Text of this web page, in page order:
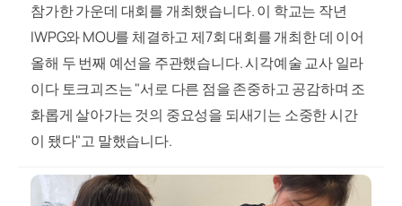
참가한 가운데 대회를 개최했습니다. 이 학교는 작년
IWPG와 MOU를 체결하고 제7회 대회를 개최한 데 이어
올해 두 번째 예선을 주관했습니다. 시각예술 교사 일라
이다 토크괴즈는 "서로 다른 점을 존중하고 공감하며 조
화롭게 살아가는 것의 중요성을 되새기는 소중한 시간
이 됐다"고 말했습니다.